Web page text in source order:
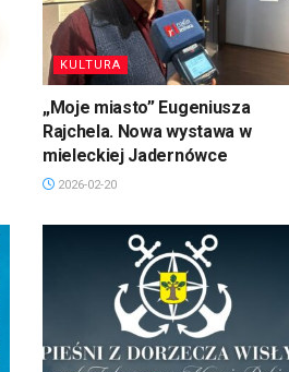
KULTURA
„Moje miasto” Eugeniusza
Rajchela. Nowa wystawa w
mieleckiej Jadernówce
2026-02-20